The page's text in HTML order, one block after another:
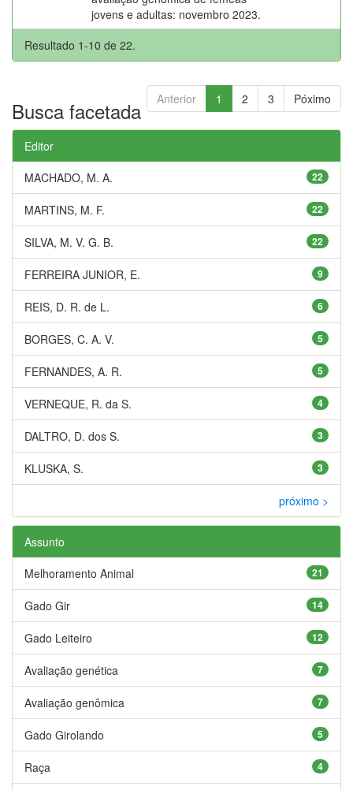
jovens e adultas: novembro 2023.
Resultado 1-10 de 22.
Anterior 1 2 3 Póximo
Busca facetada
Editor
22
MACHADO, M. A.
22
MARTINS, M. F.
22
SILVA, M. V. G. B.
9
FERREIRA JUNIOR, E.
6
REIS, D. R. de L.
5
BORGES, C. A. V.
5
FERNANDES, A. R.
4
VERNEQUE, R. da S.
3
DALTRO, D. dos S.
3
KLUSKA, S.
próximo >
Assunto
21
Melhoramento Animal
14
Gado Gir
12
Gado Leiteiro
7
Avaliação genética
7
Avaliação genômica
5
Gado Girolando
4
Raça